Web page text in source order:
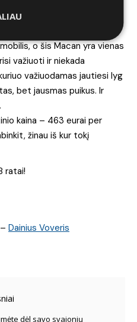
komplektacijoje –
jausmas. Kokybės
o šis Macan yra vienas
važiuoti ir niekada
važiuodamas jautiesi lyg
bet jausmas puikus. Ir
kaina – 463 eurai per
žinau iš kur tokį
ratai!
Dainius Voveris
dėl savo svajonių